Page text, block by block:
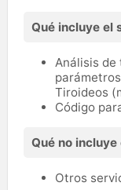
Qué incluye el
Análisis de
Tiroideos
Código
Qué no
Otros